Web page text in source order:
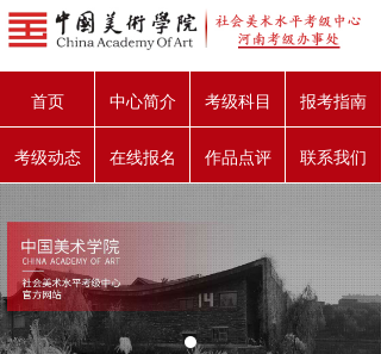
首页 中心简介 考级科目 报考指南
考级动态 在线报名 作品点评 联系我们